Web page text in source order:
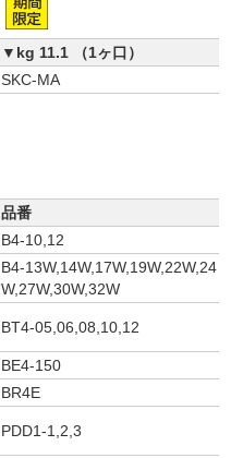
▼kg 11.1 （1ヶ口）
SKC-MA
品番
B4-10,12
B4-13W,14W,17W,19W,22W,24
W,27W,30W,32W
BT4-05,06,08,10,12
BE4-150
BR4E
PDD1-1,2,3